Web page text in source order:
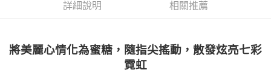
台灣樂天信用卡公司
中國信託商業銀行
台灣樂天信用卡公司
ATM付款
詳細說明 相關推薦
將美麗心情化為蜜糖，隨指尖搖動，散發炫亮七彩
霓虹